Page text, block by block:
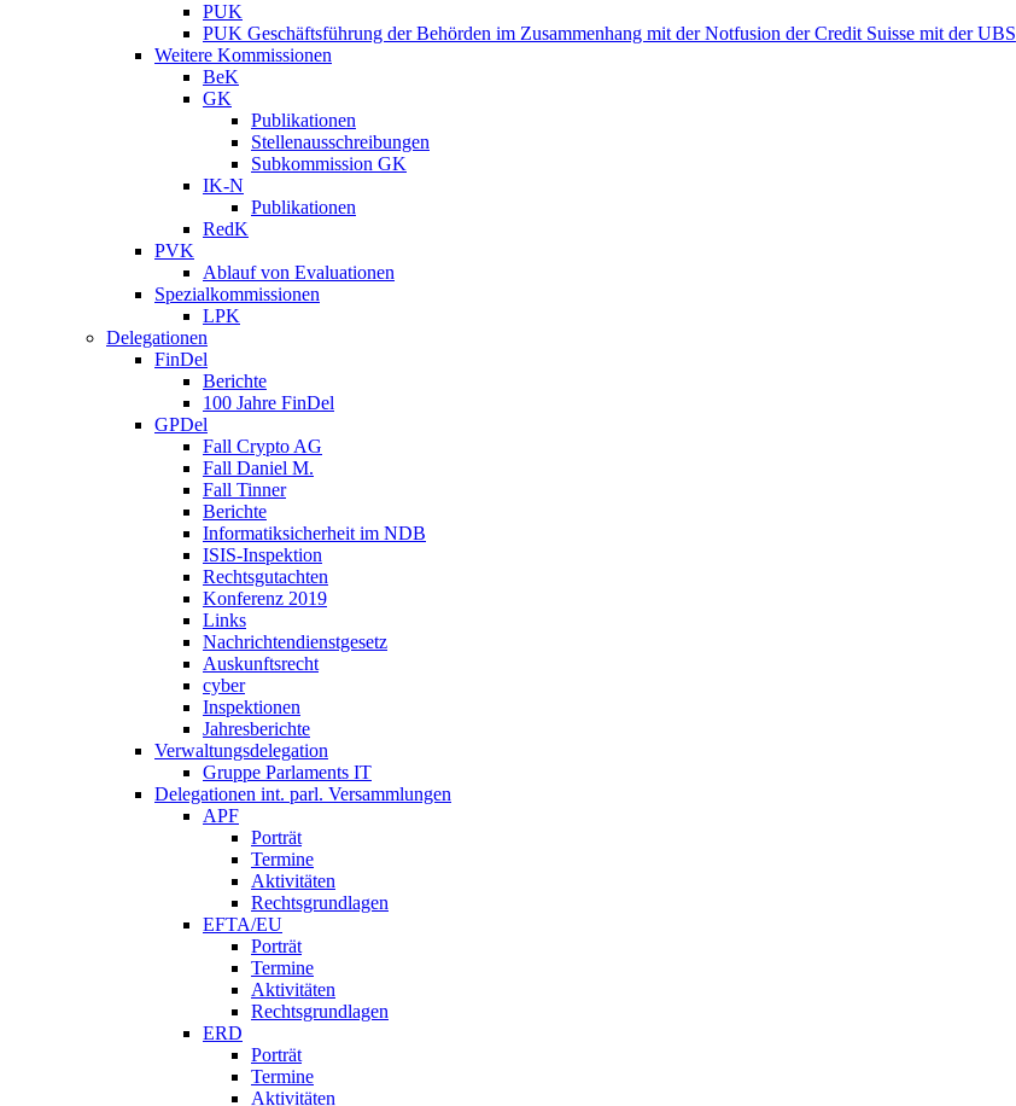
PUK
PUK Geschäftsführung der Behörden im Zusammenhang mit der Notfusion der Credit Suisse mit der UBS
Weitere Kommissionen
BeK
GK
Publikationen
Stellenausschreibungen
Subkommission GK
IK-N
Publikationen
RedK
PVK
Ablauf von Evaluationen
Spezialkommissionen
LPK
Delegationen
FinDel
Berichte
100 Jahre FinDel
GPDel
Fall Crypto AG
Fall Daniel M.
Fall Tinner
Berichte
Informatiksicherheit ­im NDB
ISIS-Inspektion
Rechtsgutachten
Konferenz 2019
Links
Nachrichtendienstgesetz
Auskunftsrecht
cyber
Inspektionen
Jahresberichte
Verwaltungsdelegation
Gruppe Parlaments IT
Delegationen int. parl. Versammlungen
APF
Porträt
Termine
Aktivitäten
Rechtsgrundlagen
EFTA/EU
Porträt
Termine
Aktivitäten
Rechtsgrundlagen
ERD
Porträt
Termine
Aktivitäten